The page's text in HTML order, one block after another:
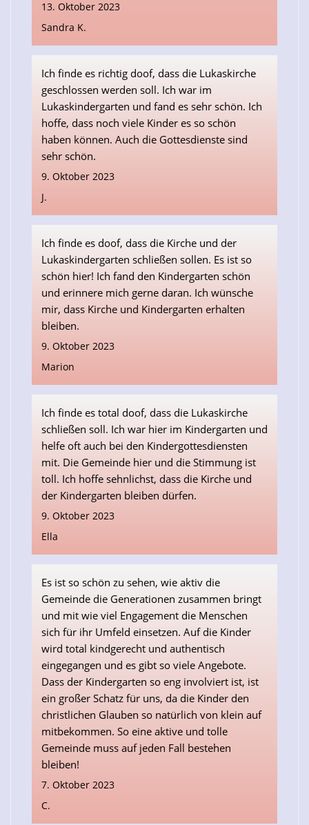
13. Oktober 2023
Sandra K.
Ich finde es richtig doof, dass die Lukaskirche
geschlossen werden soll. Ich war im
Lukaskindergarten und fand es sehr schön. Ich
hoffe, dass noch viele Kinder es so schön
haben können. Auch die Gottesdienste sind
sehr schön.
9. Oktober 2023
J.
Ich finde es doof, dass die Kirche und der
Lukaskindergarten schließen sollen. Es ist so
schön hier! Ich fand den Kindergarten schön
und erinnere mich gerne daran. Ich wünsche
mir, dass Kirche und Kindergarten erhalten
bleiben.
9. Oktober 2023
Marion
Ich finde es total doof, dass die Lukaskirche
schließen soll. Ich war hier im Kindergarten und
helfe oft auch bei den Kindergottesdiensten
mit. Die Gemeinde hier und die Stimmung ist
toll. Ich hoffe sehnlichst, dass die Kirche und
der Kindergarten bleiben dürfen.
9. Oktober 2023
Ella
Es ist so schön zu sehen, wie aktiv die
Gemeinde die Generationen zusammen bringt
und mit wie viel Engagement die Menschen
sich für ihr Umfeld einsetzen. Auf die Kinder
wird total kindgerecht und authentisch
eingegangen und es gibt so viele Angebote.
Dass der Kindergarten so eng involviert ist, ist
ein großer Schatz für uns, da die Kinder den
christlichen Glauben so natürlich von klein auf
mitbekommen. So eine aktive und tolle
Gemeinde muss auf jeden Fall bestehen
bleiben!
7. Oktober 2023
C.